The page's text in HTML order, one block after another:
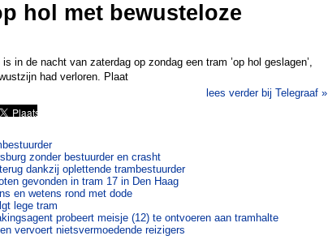
hol met bewusteloze
in de nacht van zaterdag op zondag een tram ’op hol geslagen’,
had verloren. Plaat
lees verder bij Telegraaf »
zonder bestuurder en crasht
dankzij oplettende trambestuurder
gevonden in tram 17 in Den Haag
en wetens rond met dode
lege tram
probeert meisje (12) te ontvoeren aan tramhalte
vervoert nietsvermoedende reizigers